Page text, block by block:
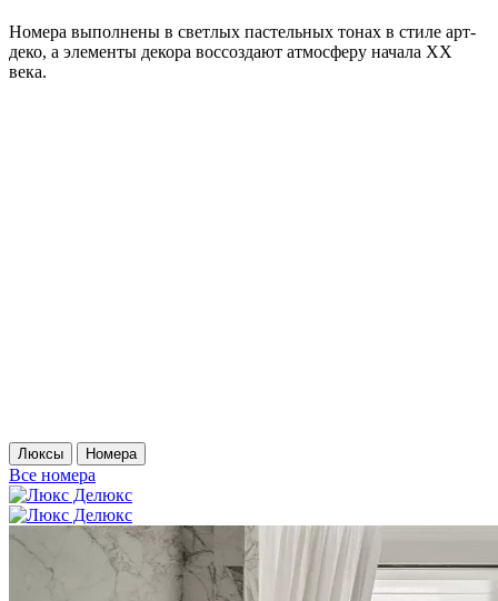
Номера выполнены в светлых пастельных тонах в стиле арт-
деко, а элементы декора воссоздают атмосферу начала XX
века.
Люксы Номера
Все номера